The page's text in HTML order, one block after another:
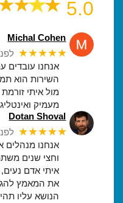
5.0
Michal Cohen
★★★★★ לפני 4
אנחנו עובדים
השירות הוא
מול איתי
מעמיק
Dotan Shoval
★★★★★ לפני 4
אנחנו מנהלים
וחצי שנים
איתי אדם
את המאמץ
הנושא עליו